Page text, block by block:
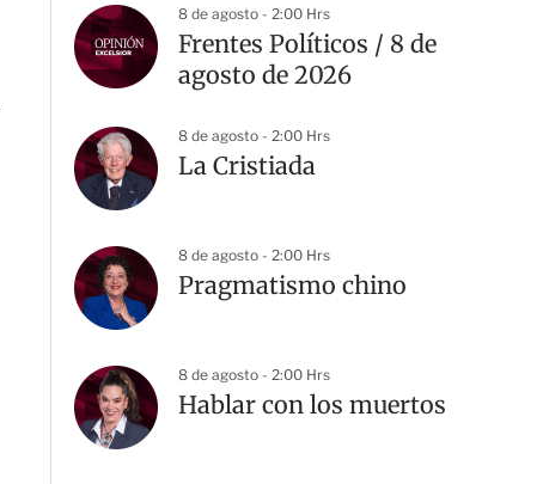
8 de agosto - 2:00 Hrs
Frentes Políticos / 8 de
agosto de 2026
8 de agosto - 2:00 Hrs
La Cristiada
8 de agosto - 2:00 Hrs
Pragmatismo chino
8 de agosto - 2:00 Hrs
Hablar con los muertos